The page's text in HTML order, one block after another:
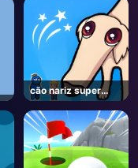
cão nariz super
longo